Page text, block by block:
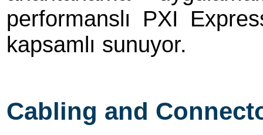
performanslı PXI
kapsamlı sunuyor.
Cabling and